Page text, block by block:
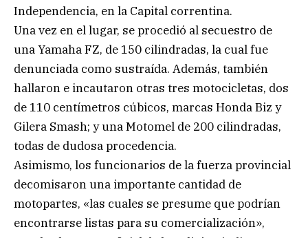
Independencia, en la Capital correntina.
Una vez en el lugar, se procedió al secuestro de
una Yamaha FZ, de 150 cilindradas, la cual fue
denunciada como sustraída. Además, también
hallaron e incautaron otras tres motocicletas, dos
de 110 centímetros cúbicos, marcas Honda Biz y
Gilera Smash; y una Motomel de 200 cilindradas,
todas de dudosa procedencia.
Asimismo, los funcionarios de la fuerza provincial
decomisaron una importante cantidad de
motopartes, «las cuales se presume que podrían
encontrarse listas para su comercialización»,